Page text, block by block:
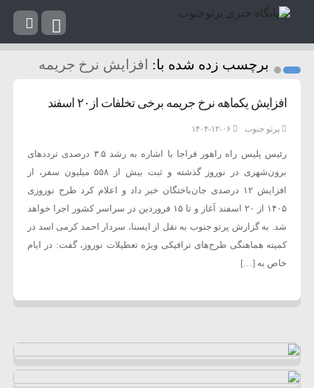
برچسب زده شده با: افزایش نرخ جریمه
افزایش یکماهه نرخ جریمه برخی تخلفات از۲۰ اسفند
پرتو جنوب ۱۴۰۴-۱۲-۰۶
رئیس پلیس راه راهور فراجا با اشاره به رشد ۳.۵ درصدی ترددهای
برون‌شهری در نوروز گذشته و ثبت بیش از ۵۵۸ میلیون سفر، از
افزایش ۱۲ درصدی جان‌باختگان خبر داد و اعلام کرد طرح نوروزی
۱۴۰۵ از ۲۰ اسفند آغاز و تا ۱۵ فروردین در سراسر کشور اجرا خواهد
شد. به گزارش پرتو جنوب به نقل از ایسنا، سردار احمد کرمی اسد در
کمیته هماهنگی طرح‌های ترافیکی ویژه تعطیلات نوروز، گفت: در ایام
خاص به […]